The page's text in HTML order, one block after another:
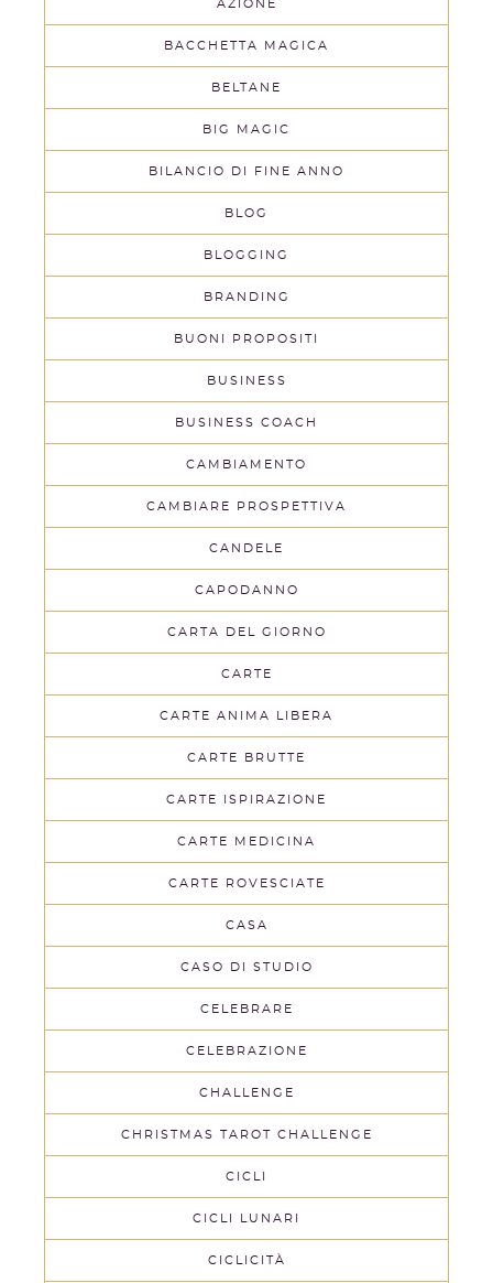
AZIONE
BACCHETTA MAGICA
BELTANE
BIG MAGIC
BILANCIO DI FINE ANNO
BLOG
BLOGGING
BRANDING
BUONI PROPOSITI
BUSINESS
BUSINESS COACH
CAMBIAMENTO
CAMBIARE PROSPETTIVA
CANDELE
CAPODANNO
CARTA DEL GIORNO
CARTE
CARTE ANIMA LIBERA
CARTE BRUTTE
CARTE ISPIRAZIONE
CARTE MEDICINA
CARTE ROVESCIATE
CASA
CASO DI STUDIO
CELEBRARE
CELEBRAZIONE
CHALLENGE
CHRISTMAS TAROT CHALLENGE
CICLI
CICLI LUNARI
CICLICITÀ